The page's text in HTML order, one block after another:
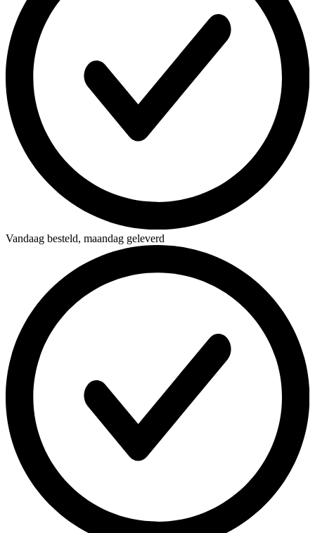
Vandaag besteld, maandag geleverd